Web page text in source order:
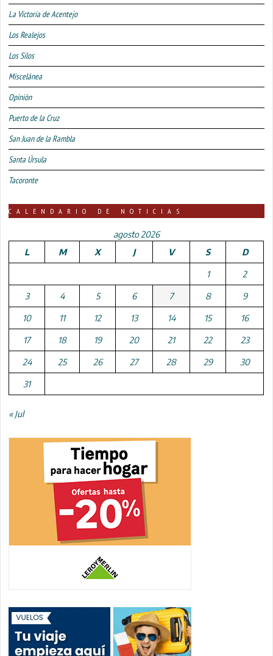
La Victoria de Acentejo
Los Realejos
Los Silos
Miscelánea
Opinión
Puerto de la Cruz
San Juan de la Rambla
Santa Úrsula
Tacoronte
CALENDARIO DE NOTICIAS
agosto 2026
L
M X J V S D
1 2
3 4 5 6 7 8 9
10 11 12 13 14 15 16
17 18 19 20 21 22 23
24 25 26 27 28 29 30
31
« Jul